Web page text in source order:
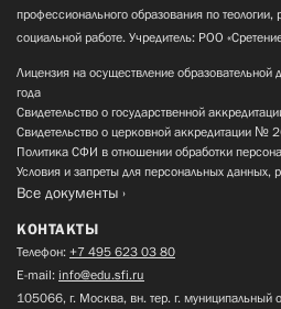
профессионального образования по теологии,
социальной работе. Учредитель: РОО
Лицензия на осуществление образовательной
года
Свидетельство о государственной
Свидетельство о церковной аккредитации №
Политика СФИ в отношении обработки
Условия и запреты для персональных данных,
Все документы
КОНТАКТЫ
Телефон: +7 495 623 03 80
E-mail: info@edu.sfi.ru
105066, г. Москва, вн. тер. г. муниципальный